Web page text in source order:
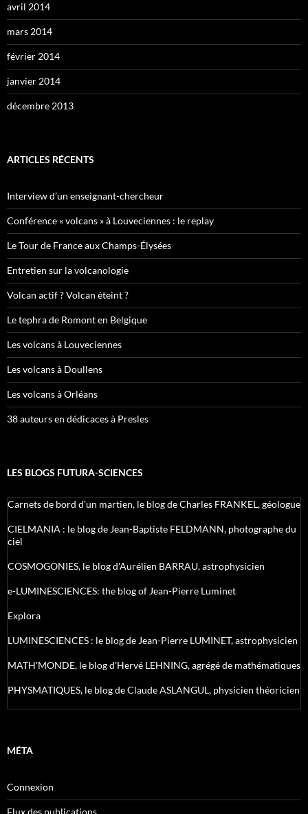
avril 2014
mars 2014
février 2014
janvier 2014
décembre 2013
ARTICLES RÉCENTS
Interview d’un enseignant-chercheur
Conférence « volcans » à Louveciennes : le replay
Le Tour de France aux Champs-Élysées
Entretien sur la volcanologie
Volcan actif ? Volcan éteint ?
Le tephra de Romont en Belgique
Les volcans à Louveciennes
Les volcans à Doullens
Les volcans à Orléans
38 auteurs en dédicaces à Presles
LES BLOGS FUTURA-SCIENCES
Carnets de bord d’un martien, le blog de Charles FRANKEL, géologue
CIELMANIA : le blog de Jean-Baptiste FELDMANN, photographe du
ciel
COSMOGONIES, le blog d'Aurélien BARRAU, astrophysicien
e-LUMINESCIENCES: the blog of Jean-Pierre Luminet
Explora
LUMINESCIENCES : le blog de Jean-Pierre LUMINET, astrophysicien
MATH'MONDE, le blog d'Hervé LEHNING, agrégé de mathématiques
PHYSMATIQUES, le blog de Claude ASLANGUL, physicien théoricien
MÉTA
Connexion